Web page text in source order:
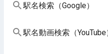
駅名検索（Google）
駅名動画検索（YouTube